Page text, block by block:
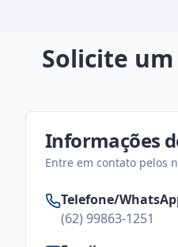
Solicite
Informações
Entre em contato pelos
Telefone/
(62) 99863-1251